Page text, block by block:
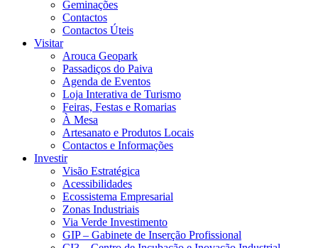
Geminações
Contactos
Contactos Úteis
Visitar
Arouca Geopark
Passadiços do Paiva
Agenda de Eventos
Loja Interativa de Turismo
Feiras, Festas e Romarias
À Mesa
Artesanato e Produtos Locais
Contactos e Informações
Investir
Visão Estratégica
Acessibilidades
Ecossistema Empresarial
Zonas Industriais
Via Verde Investimento
GIP – Gabinete de Inserção Profissional